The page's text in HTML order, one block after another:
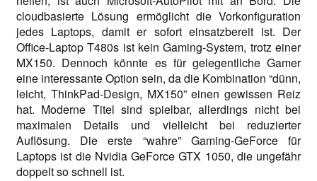
cloudbasierte Lösung ermöglicht die Vorkonfiguration
jedes Laptops, damit er sofort einsatzbereit ist. Der
Office-Laptop T480s ist kein Gaming-System, trotz einer
MX150. Dennoch könnte es für gelegentliche Gamer
eine interessante Option sein, da die Kombination “dünn,
leicht, ThinkPad-Design, MX150” einen gewissen Reiz
hat. Moderne Titel sind spielbar, allerdings nicht bei
maximalen Details und vielleicht bei reduzierter
Auflösung. Die erste “wahre” Gaming-GeForce für
Laptops ist die Nvidia GeForce GTX 1050, die ungefähr
doppelt so schnell ist.